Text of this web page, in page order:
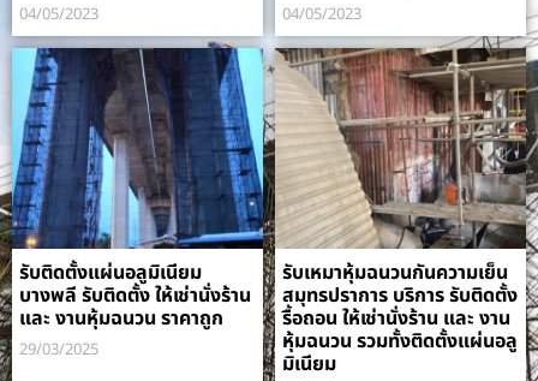
04/05/2023 04/05/2023
รับติดตั้งแผ่นอลูมิเนียม
บางพลี รับติดตั้ง ให้เช่านั่งร้าน
และ งานหุ้มฉนวน ราคาถูก
29/03/2025
รับเหมาหุ้มฉนวนกันความเย็น
สมุทรปราการ บริการ รับติดตั้ง
รื้อถอน ให้เช่านั่งร้าน และ งาน
หุ้มฉนวน รวมทั้งติดตั้งแผ่นอลู
มิเนียม